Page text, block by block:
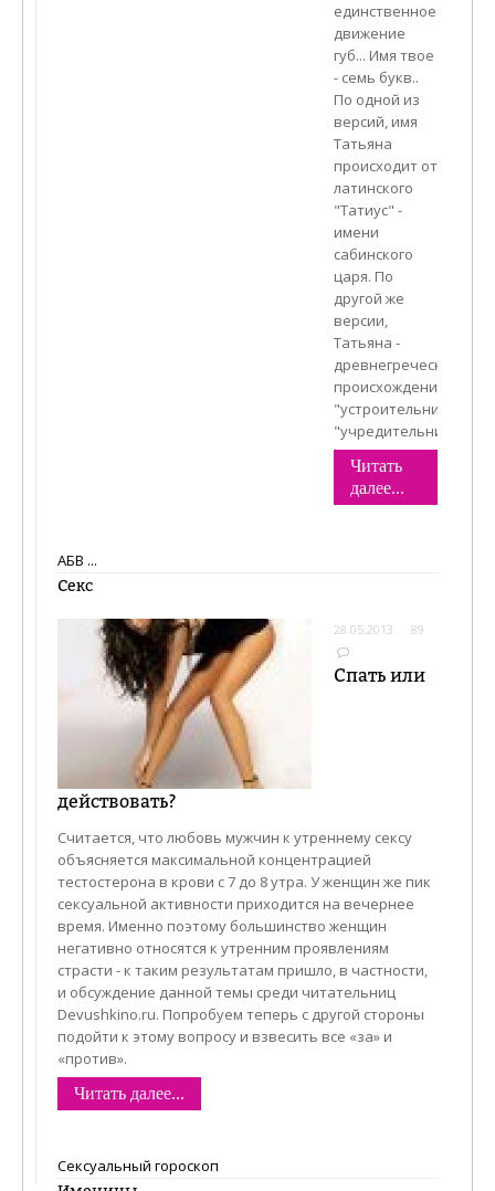
единственное
движение
губ... Имя твое
- семь букв..
По одной из
версий, имя
Татьяна
происходит от
латинского
"Татиус" -
имени
сабинского
царя. По
другой же
версии,
Татьяна -
древнегреческого
происхождения:
"устроительница",
"учредительница".
Читать
далее...
АБВ ...
Секс
28.05.2013 89
Спать или
действовать?
Считается, что любовь мужчин к утреннему сексу
объясняется максимальной концентрацией
тестостерона в крови с 7 до 8 утра. У женщин же пик
сексуальной активности приходится на вечернее
время. Именно поэтому большинство женщин
негативно относятся к утренним проявлениям
страсти - к таким результатам пришло, в частности,
и обсуждение данной темы среди читательниц
Devushkino.ru. Попробуем теперь с другой стороны
подойти к этому вопросу и взвесить все «за» и
«против».
Читать далее...
Сексуальный гороскоп